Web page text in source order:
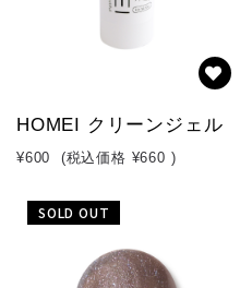
HOMEI クリーンジェル
¥600 (税込価格 ¥660 )
SOLD OUT